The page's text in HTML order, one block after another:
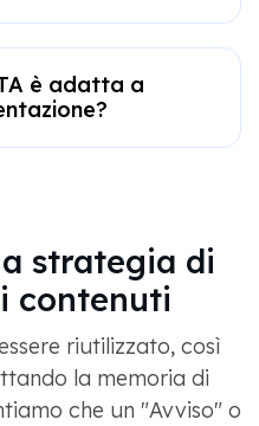
è adatta a
strategia di
contenuti
riutilizzato, così
la memoria di
che un "Avviso" o